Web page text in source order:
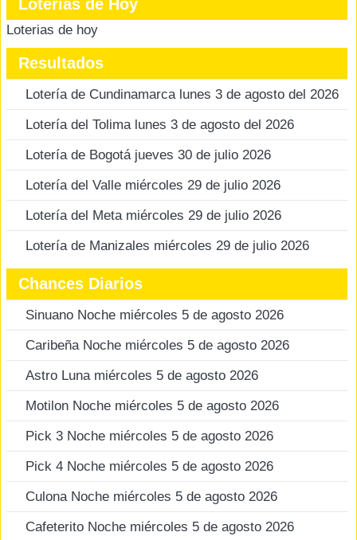
Loterias de Hoy
Loterias de hoy
Resultados
Lotería de Cundinamarca lunes 3 de agosto del 2026
Lotería del Tolima lunes 3 de agosto del 2026
Lotería de Bogotá jueves 30 de julio 2026
Lotería del Valle miércoles 29 de julio 2026
Lotería del Meta miércoles 29 de julio 2026
Lotería de Manizales miércoles 29 de julio 2026
Chances Diarios
Sinuano Noche miércoles 5 de agosto 2026
Caribeña Noche miércoles 5 de agosto 2026
Astro Luna miércoles 5 de agosto 2026
Motilon Noche miércoles 5 de agosto 2026
Pick 3 Noche miércoles 5 de agosto 2026
Pick 4 Noche miércoles 5 de agosto 2026
Culona Noche miércoles 5 de agosto 2026
Cafeterito Noche miércoles 5 de agosto 2026